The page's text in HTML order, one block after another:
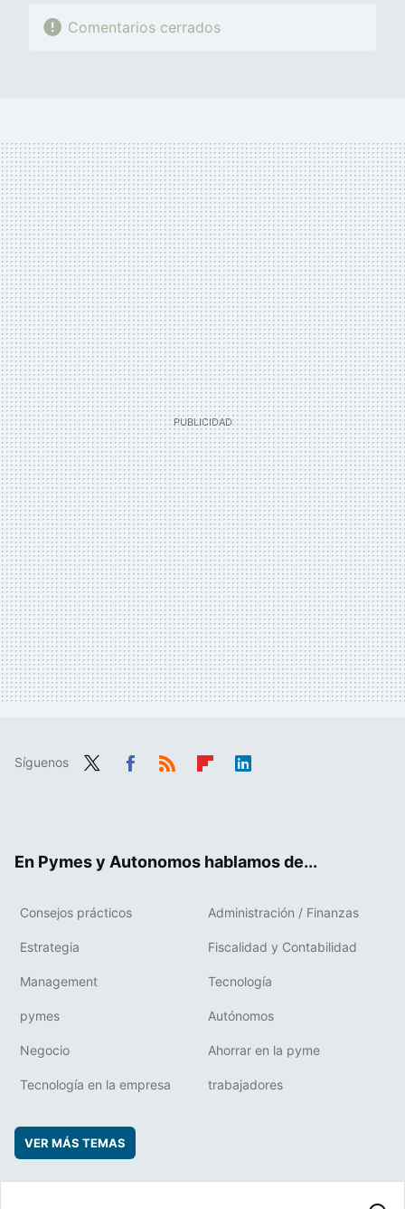
Comentarios cerrados
Síguenos
En Pymes y Autonomos hablamos de...
Consejos prácticos Administración / Finanzas
Estrategia Fiscalidad y Contabilidad
Management Tecnología
pymes Autónomos
Negocio Ahorrar en la pyme
Tecnología en la empresa trabajadores
VER MÁS TEMAS